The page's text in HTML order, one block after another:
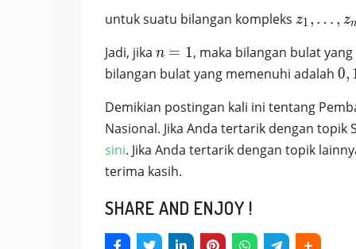
untuk suatu bilangan kompleks z_1, …,
z1 , … , zn
Jadi, jika n
=
n = 1, maka bilangan bulat
bilangan bulat yang memenuhi adalah 0,
0,
Demikian postingan kali ini tentang
Nasional. Jika Anda tertarik dengan topik
sini. Jika Anda tertarik dengan topik
terima kasih.
SHARE AND ENJOY !